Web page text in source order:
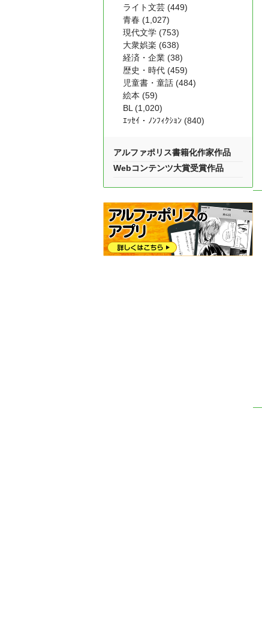
ライト文芸 (449)
青春 (1,027)
現代文学 (753)
大衆娯楽 (638)
経済・企業 (38)
歴史・時代 (459)
児童書・童話 (484)
絵本 (59)
BL (1,020)
ｴｯｾｲ・ﾉﾝﾌｨｸｼｮﾝ (840)
アルファポリス書籍化作家作品
Webコンテンツ大賞受賞作品